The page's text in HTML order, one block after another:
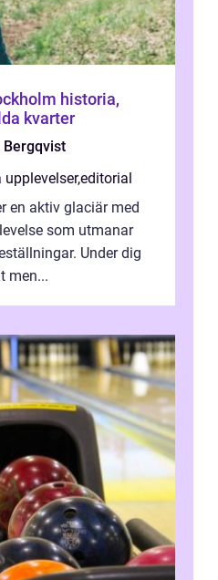
historia,
kvarter
Bergqvist
upplevelser,editorial
en aktiv glaciär med
som utmanar
Under dig
men...